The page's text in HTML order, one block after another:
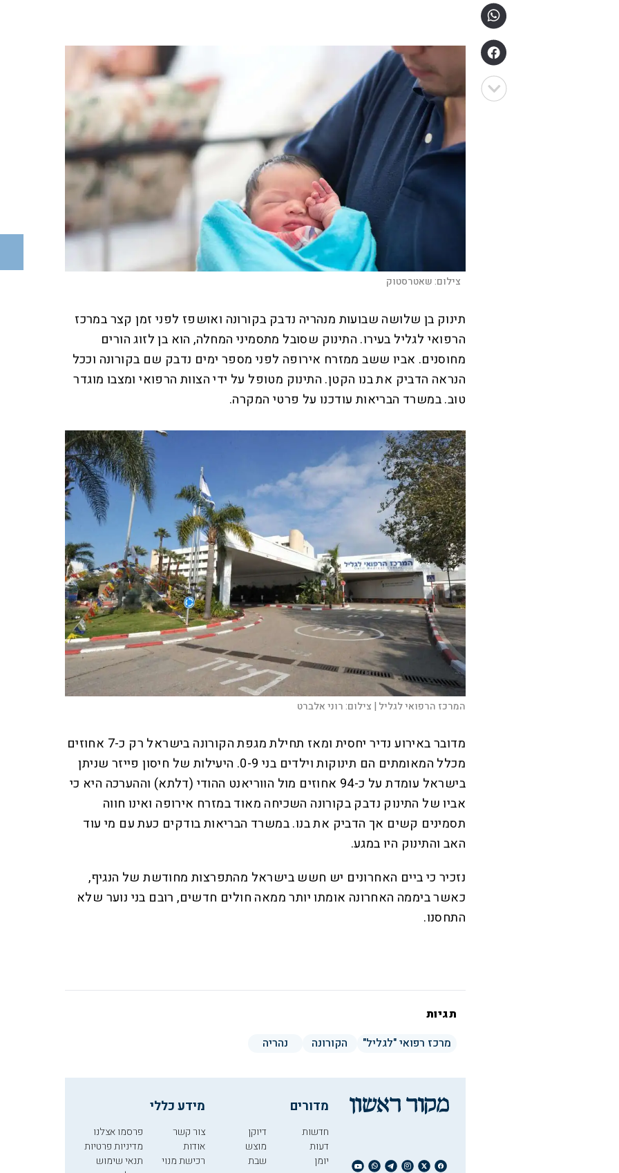
צילום:שאטרסטוק
תינוק בן שלושה שבועות מנהריה נדבק בקורונה ואושפז לפני זמן קצר במרכז
הרפואי לגליל בעירו. התינוק שסובל מתסמיני המחלה, הוא בן לזוג הורים
מחוסנים. אביו ששב ממזרח אירופה לפני מספר ימים נדבק שם בקורונה וככל
הנראה הדביק את בנו הקטן. התינוק מטופל על ידי הצוות הרפואי ומצבו מוגדר
טוב. במשרד הבריאות עודכנו על פרטי המקרה.
המרכז הרפואי לגליל | צילום:רוני אלברט
מדובר באירוע נדיר יחסית ומאז תחילת מגפת הקורונה בישראל רק כ-7 אחוזים
מכלל המאומתים הם תינוקות וילדים בני 0-9. היעילות של חיסון פייזר שניתן
בישראל עומדת על כ-94 אחוזים מול הווריאנט ההודי (דלתא) וההערכה היא כי
אביו של התינוק נדבק בקורונה השכיחה מאוד במזרח אירופה ואינו חווה
תסמינים קשים אך הדביק את בנו. במשרד הבריאות בודקים כעת עם מי עוד
האב והתינוק היו במגע.
נזכיר כי ביים האחרונים יש חשש בישראל מהתפרצות מחודשת של הנגיף,
כאשר ביממה האחרונה אומתו יותר ממאה חולים חדשים, רובם בני נוער שלא
התחסנו.
תגיות
מרכז רפואי "לגליל"
הקורונה נהריה
מדורים
חדשות
דעות
יומן
דיוקן
מוצש
שבת
מידע כללי
צור קשר
אודות
רכישת מנוי
פרסמו אצלנו
מדיניות פרטיות
תנאי שימוש